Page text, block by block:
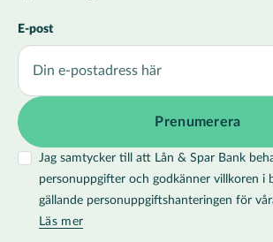
E-post
Jag samtycker till att Lån & Spar Bank
personuppgifter och godkänner villkoren i
gällande personuppgiftshanteringen för
Läs mer